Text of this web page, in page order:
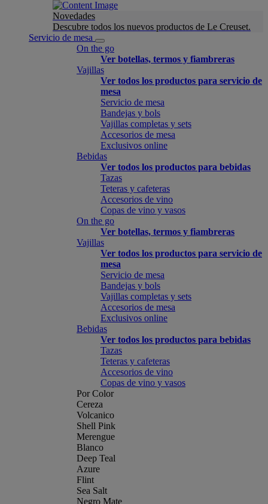
Novedades
Descubre todos los nuevos productos de Le Creuset.
Servicio de mesa
On the go
Ver botellas, termos y fiambreras
Vajillas
Ver todos los productos para servicio de
mesa
Servicio de mesa
Bandejas y bols
Vajillas completas y sets
Accesorios de mesa
Exclusivos online
Bebidas
Ver todos los productos para bebidas
Tazas
Teteras y cafeteras
Accesorios de vino
Copas de vino y vasos
On the go
Ver botellas, termos y fiambreras
Vajillas
Ver todos los productos para servicio de
mesa
Servicio de mesa
Bandejas y bols
Vajillas completas y sets
Accesorios de mesa
Exclusivos online
Bebidas
Ver todos los productos para bebidas
Tazas
Teteras y cafeteras
Accesorios de vino
Copas de vino y vasos
Por Color
Cereza
Volcanico
Shell Pink
Merengue
Blanco
Deep Teal
Azure
Flint
Sea Salt
Negro Mate